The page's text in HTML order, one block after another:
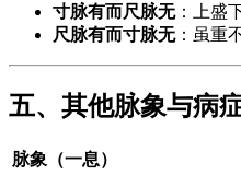
寸脉有而尺脉无：上盛
尺脉有而寸脉无：虽重
五、其他脉象与病
脉象（一息）